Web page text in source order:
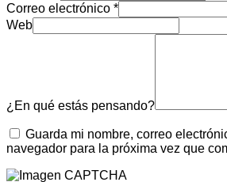
Correo electrónico *
Web
¿En qué estás pensando?
Guarda mi nombre, correo
navegador para la próxima vez que